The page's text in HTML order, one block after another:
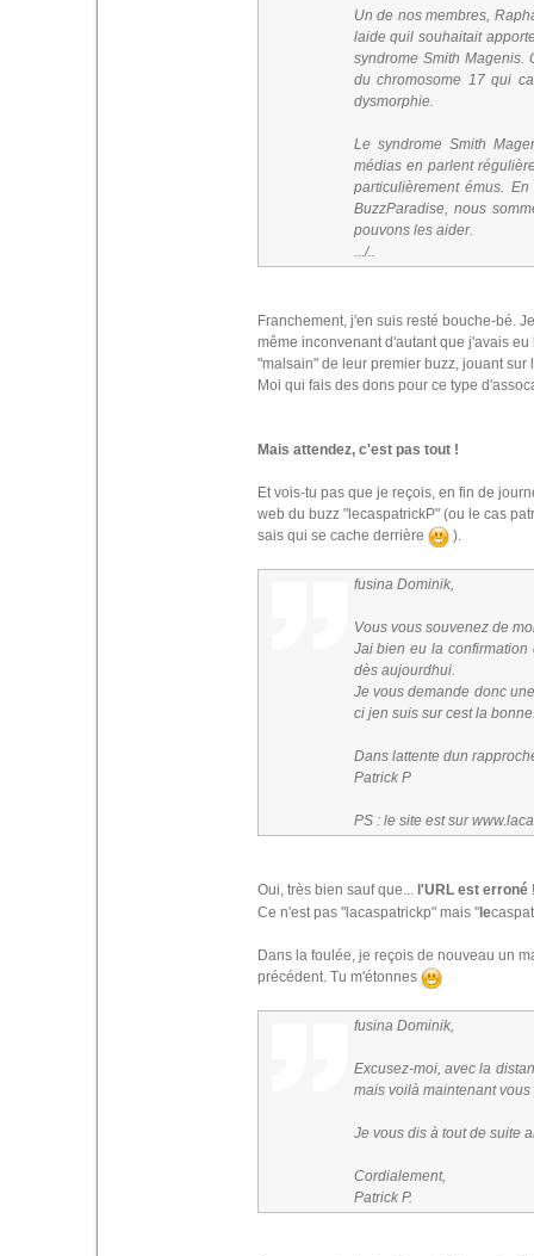
Un de nos membres,
laide quil souhaitait
syndrome Smith Magenis.
du chromosome 17 qui
dysmorphie.
Le syndrome Smith
médias en parlent
particulièrement émus.
BuzzParadise, nous
pouvons les aider.
.../..
Franchement, j'en suis resté bouche-bé.
même inconvenant d'autant que j'avais
"malsain" de leur premier buzz, jouant sur
Moi qui fais des dons pour ce type
Mais attendez, c'est pas tout !
Et vois-tu pas que je reçois, en fin de
web du buzz "lecaspatrickP" (ou le cas
sais qui se cache derrière
).
fusina Dominik,
Vous vous souvenez de
Jai bien eu la
dès aujourdhui.
Je vous demande donc
ci jen suis sur cest la
Dans lattente dun
Patrick P
PS : le site est sur
Oui, très bien sauf que... l'URL est erroné
Ce n'est pas "lacaspatrickp" mais "le
Dans la foulée, je reçois de nouveau un
précédent. Tu m'étonnes
fusina Dominik,
Excusez-moi, avec la
mais voilà maintenant
Je vous dis à tout de suite
Cordialement,
Patrick P.